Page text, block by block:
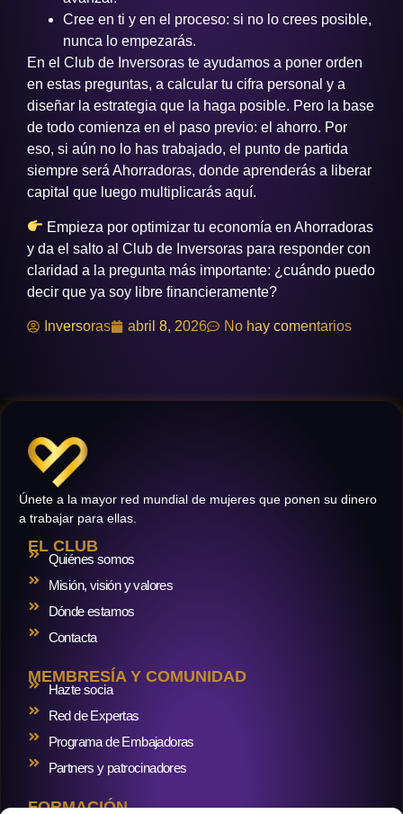
Cree en ti y en el proceso: si no lo crees posible,
nunca lo empezarás.
En el Club de Inversoras te ayudamos a poner orden
en estas preguntas, a calcular tu cifra personal y a
diseñar la estrategia que la haga posible. Pero la base
de todo comienza en el paso previo: el ahorro. Por
eso, si aún no lo has trabajado, el punto de partida
siempre será Ahorradoras, donde aprenderás a liberar
capital que luego multiplicarás aquí.
Empieza por optimizar tu economía en Ahorradoras
y da el salto al Club de Inversoras para responder con
claridad a la pregunta más importante: ¿cuándo puedo
decir que ya soy libre financieramente?
Inversoras abril 8, 2026 No hay comentarios
Únete a la mayor red mundial de mujeres que ponen su dinero
a trabajar para ellas.
EL CLUB
Quiénes somos
Misión, visión y valores
Dónde estamos
Contacta
MEMBRESÍA Y COMUNIDAD
Hazte socia
Red de Expertas
Programa de Embajadoras
Partners y patrocinadores
FORMACIÓN